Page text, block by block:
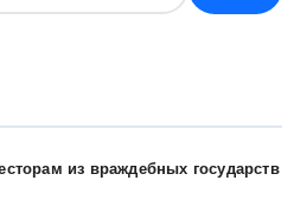
из враждебных государств